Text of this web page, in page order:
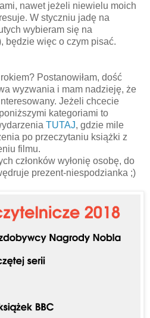
nawet jeżeli niewielu moich
W styczniu jadę na
wybieram się na
będzie więc o czym pisać.
Postanowiłam, dość
wyzwania i mam nadzieję, że
Jeżeli chcecie
kategoriami to
TUTAJ, gdzie mile
po przeczytaniu książki z
filmu.
członków wyłonię osobę, do
prezent-niespodzianka ;)